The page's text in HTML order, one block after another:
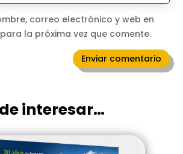
correo electrónico y web en
la próxima vez que comente.
Enviar comentario
interesar…